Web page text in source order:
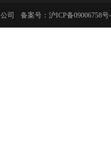
司 备案号： 沪ICP备09006758号